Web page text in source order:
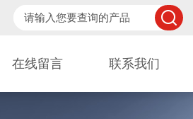
在线留言 联系我们